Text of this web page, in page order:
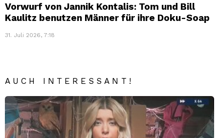
Vorwurf von Jannik Kontalis: Tom und Bill
Kaulitz benutzen Männer für ihre Doku-Soap
31. Juli 2026, 7:18
AUCH INTERESSANT!